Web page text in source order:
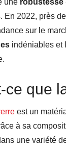
une robustesse
En 2022, près
sur le
indéniables et
ce que
est un
à sa
une variété